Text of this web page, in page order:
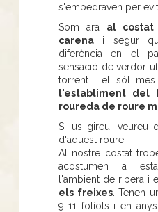
s'empedraven per
Som ara al
carena i segur
diferència en el
sensació de verdor
torrent i el sòl més
l'establiment del
roureda de roure
Si us gireu, veureu
d'aquest roure.
Al nostre costat
acostumen a
l'ambient de ribera i
els freixes. Tenen
9-11 folíols i en